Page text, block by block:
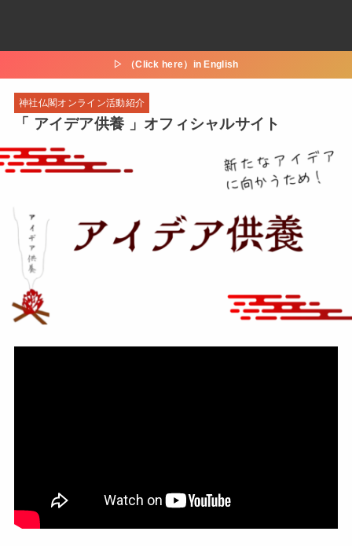
▷ （Click here）in English
神社仏閣オンライン活動紹介
「 アイデア供養 」オフィシャルサイト